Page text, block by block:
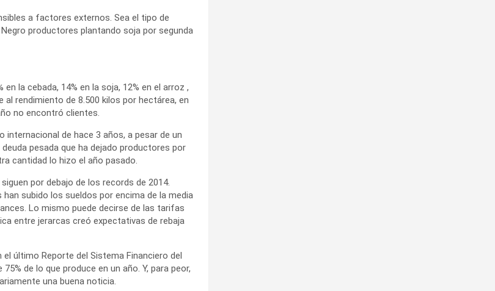
a factores externos. Sea el tipo de
productores plantando soja por segunda
la cebada, 14% en la soja, 12% en el arroz ,
rendimiento de 8.500 kilos por hectárea, en
no encontró clientes.
de hace 3 años, a pesar de un
pesada que ha dejado productores por
cantidad lo hizo el año pasado.
por debajo de los records de 2014.
subido los sueldos por encima de la media
Lo mismo puede decirse de las tarifas
entre jerarcas creó expectativas de rebaja
último Reporte del Sistema Financiero del
de lo que produce en un año. Y, para peor,
una buena noticia.